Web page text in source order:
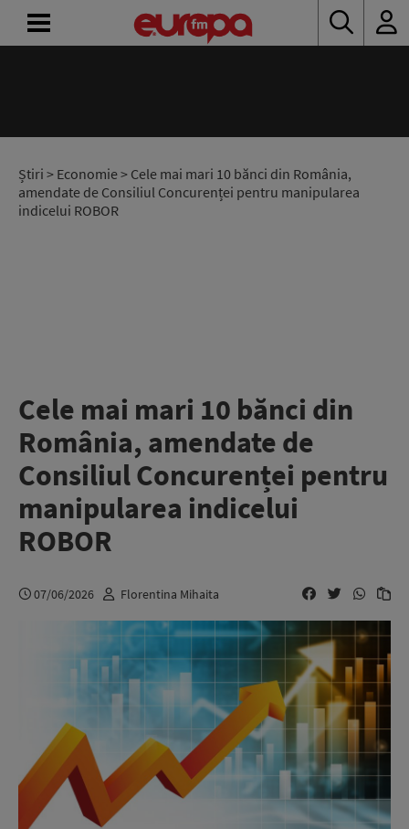
Știri > Economie> Cele mai mari 10 bănci din România,
amendate de Consiliul Concurenței pentru manipularea
indicelui ROBOR
Cele mai mari 10 bănci din
România, amendate de
Consiliul Concurenței pentru
manipularea indicelui
ROBOR
07/06/2026 Florentina Mihaita
RADIO
CONCURSURI